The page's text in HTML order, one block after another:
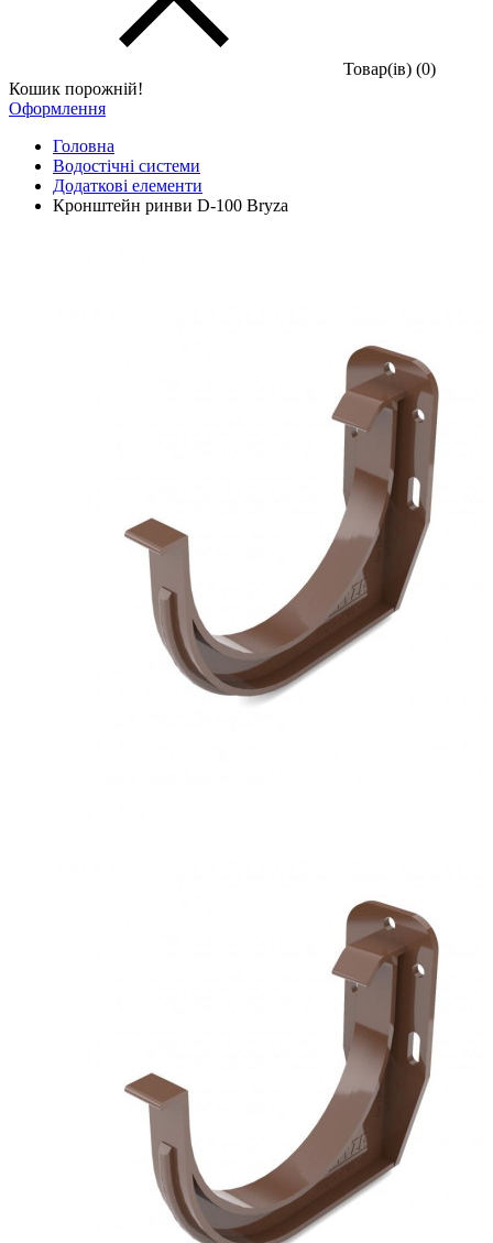
Товар(iв) (0)
Кошик порожній!
Оформлення
Головна
Водостічні системи
Додаткові елементи
Кронштейн ринви D-100 Bryza